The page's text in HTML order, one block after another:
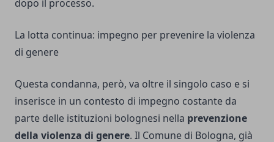
dopo il processo.
La lotta continua: impegno per prevenire la violenza
di genere
Questa condanna, però, va oltre il singolo caso e si
inserisce in un contesto di impegno costante da
parte delle istituzioni bolognesi nella prevenzione
della violenza di genere. Il Comune di Bologna, già